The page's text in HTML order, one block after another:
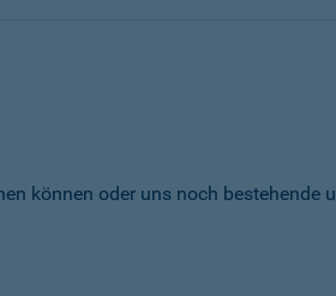
können oder uns noch bestehende